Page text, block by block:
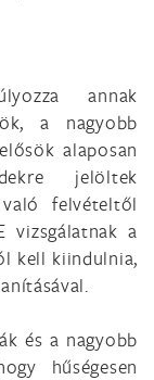
annak
a nagyobb
alaposan
jelöltek
való felvételtől
vizsgálatnak a
kell kiindulnia,
és a nagyobb
hű­ségesen